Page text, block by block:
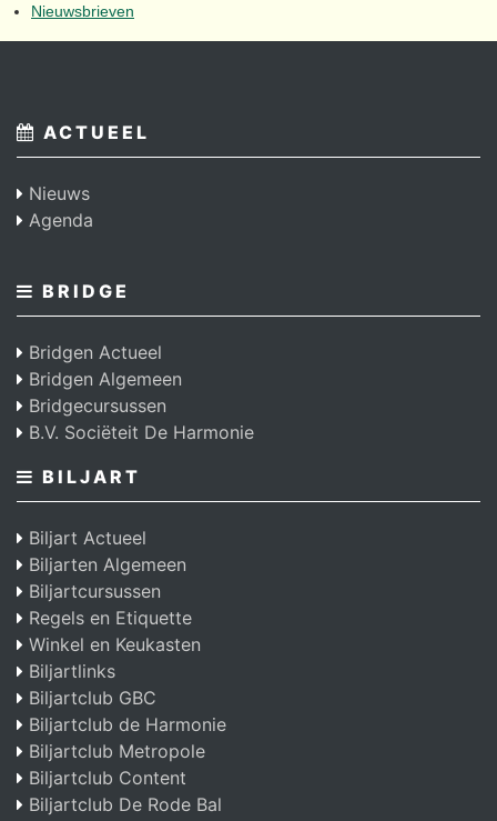
Nieuwsbrieven
ACTUEEL
Nieuws
Agenda
BRIDGE
Bridgen Actueel
Bridgen Algemeen
Bridgecursussen
B.V. Sociëteit De Harmonie
BILJART
Biljart Actueel
Biljarten Algemeen
Biljartcursussen
Regels en Etiquette
Winkel en Keukasten
Biljartlinks
Biljartclub GBC
Biljartclub de Harmonie
Biljartclub Metropole
Biljartclub Content
Biljartclub De Rode Bal